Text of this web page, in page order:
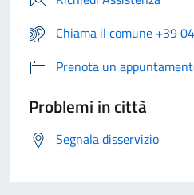
Chiama il comune +39
Prenota un
Problemi in città
Segnala disservizio